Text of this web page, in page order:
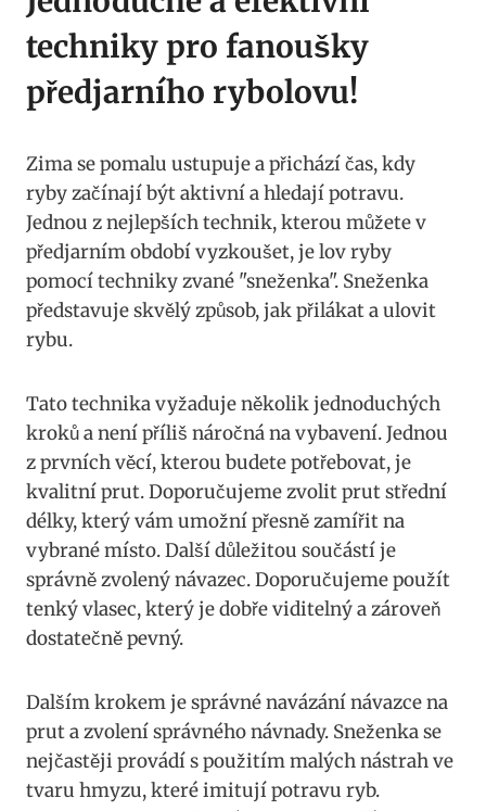
techniky pro fanoušky
předjarního rybolovu!
Zima se pomalu ustupuje a ⁣přichází čas, kdy
ryby začínají být aktivní a hledají potravu.‍
Jednou z nejlepších technik, kterou můžete v⁢
předjarním období vyzkoušet,⁢ je lov ryby
pomocí techniky‍ zvané "sneženka". Sneženka
představuje skvělý způsob, jak⁢ přilákat⁤ a ulovit
rybu.
Tato technika vyžaduje několik jednoduchých
kroků a není příliš náročná na vybavení. Jednou‌
z‌ prvních věcí, kterou budete potřebovat,​ je
kvalitní prut. Doporučujeme zvolit prut‌ střední
délky, který‌ vám ⁣umožní přesně zamířit na
vybrané místo. Další důležitou součástí je
správně zvolený návazec. Doporučujeme použít⁣
tenký vlasec, který je dobře viditelný a ‍zároveň
dostatečně pevný.⁣
Dalším krokem je správné navázání návazce na
prut a zvolení správného návnady. Sneženka se
nejčastěji provádí ​s použitím malých nástrah ve
tvaru hmyzu, které imitují ‌potravu ryb.